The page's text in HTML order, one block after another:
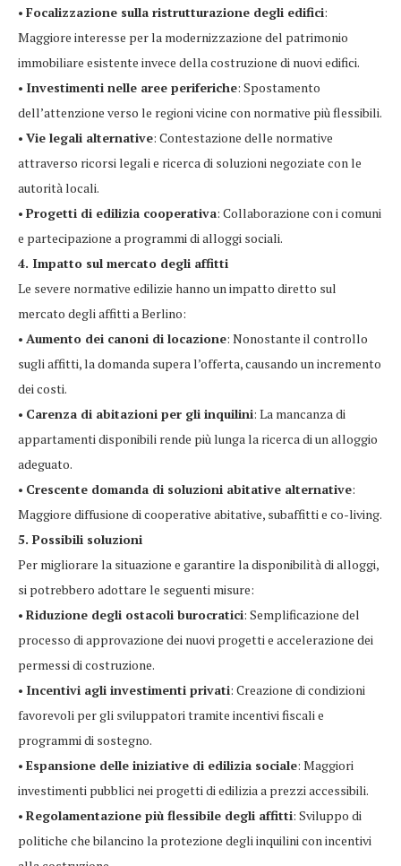
• Focalizzazione sulla ristrutturazione degli edifici:
Maggiore interesse per la modernizzazione del patrimonio
immobiliare esistente invece della costruzione di nuovi edifici.
• Investimenti nelle aree periferiche: Spostamento
dell’attenzione verso le regioni vicine con normative più flessibili.
• Vie legali alternative: Contestazione delle normative
attraverso ricorsi legali e ricerca di soluzioni negoziate con le
autorità locali.
• Progetti di edilizia cooperativa: Collaborazione con i comuni
e partecipazione a programmi di alloggi sociali.
4. Impatto sul mercato degli affitti
Le severe normative edilizie hanno un impatto diretto sul
mercato degli affitti a Berlino:
• Aumento dei canoni di locazione: Nonostante il controllo
sugli affitti, la domanda supera l’offerta, causando un incremento
dei costi.
• Carenza di abitazioni per gli inquilini: La mancanza di
appartamenti disponibili rende più lunga la ricerca di un alloggio
adeguato.
• Crescente domanda di soluzioni abitative alternative:
Maggiore diffusione di cooperative abitative, subaffitti e co-living.
5. Possibili soluzioni
Per migliorare la situazione e garantire la disponibilità di alloggi,
si potrebbero adottare le seguenti misure:
• Riduzione degli ostacoli burocratici: Semplificazione del
processo di approvazione dei nuovi progetti e accelerazione dei
permessi di costruzione.
• Incentivi agli investimenti privati: Creazione di condizioni
favorevoli per gli sviluppatori tramite incentivi fiscali e
programmi di sostegno.
• Espansione delle iniziative di edilizia sociale: Maggiori
investimenti pubblici nei progetti di edilizia a prezzi accessibili.
• Regolamentazione più flessibile degli affitti: Sviluppo di
politiche che bilancino la protezione degli inquilini con incentivi